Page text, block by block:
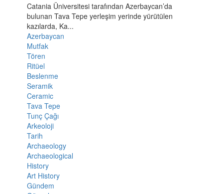
Catania Üniversitesi tarafından Azerbaycan’da
bulunan Tava Tepe yerleşim yerinde yürütülen
kazılarda, Ka...
Azerbaycan
Mutfak
Tören
Ritüel
Beslenme
Seramik
Ceramic
Tava Tepe
Tunç Çağı
Arkeoloji
Tarih
Archaeology
Archaeological
History
Art History
Gündem